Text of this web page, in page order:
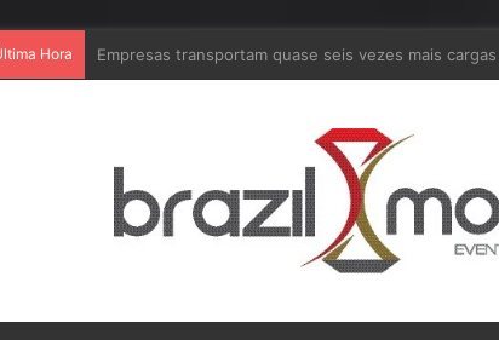
Hora Em parceria com a VLI, Tereos embarca 75 mil